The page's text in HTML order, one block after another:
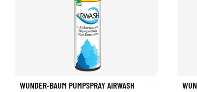
WUNDER-BAUM PUMPSPRAY AIRWASH